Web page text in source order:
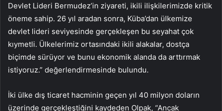
Devlet Lideri Bermudez’in ziyareti, ikili ilişkilerimizde kritik
öneme sahip. 26 yıl aradan sonra, Küba’dan ülkemize
devlet lideri seviyesinde gerçekleşen bu seyahat çok
kıymetli. Ülkelerimiz ortasındaki ikili alakalar, dostça
biçimde sürüyor ve bunu ekonomik alanda da arttırmak
istiyoruz.” değerlendirmesinde bulundu.
İki ülke dış ticaret hacminin geçen yıl 40 milyon doların
üzerinde gerçekleştiğini kaydeden Olpak, “Ancak